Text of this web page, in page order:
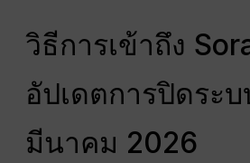
วิธีการเข้าถึง
อัปเดตการปิดระ
มีนาคม 2026